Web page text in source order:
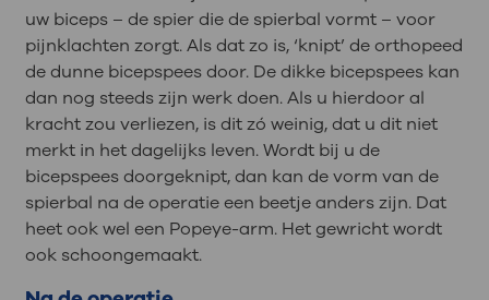
uw biceps – de spier die de spierbal vormt – voor
pijnklachten zorgt. Als dat zo is, ‘knipt’ de orthopeed
de dunne bicepspees door. De dikke bicepspees kan
dan nog steeds zijn werk doen. Als u hierdoor al
kracht zou verliezen, is dit zó weinig, dat u dit niet
merkt in het dagelijks leven. Wordt bij u de
bicepspees doorgeknipt, dan kan de vorm van de
spierbal na de operatie een beetje anders zijn. Dat
heet ook wel een Popeye-arm. Het gewricht wordt
ook schoongemaakt.